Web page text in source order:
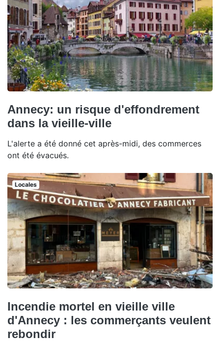
Annecy: un risque d'effondrement
dans la vieille-ville
L'alerte a été donné cet après-midi, des commerces
ont été évacués.
Locales
Incendie mortel en vieille ville
d'Annecy : les commerçants veulent
rebondir